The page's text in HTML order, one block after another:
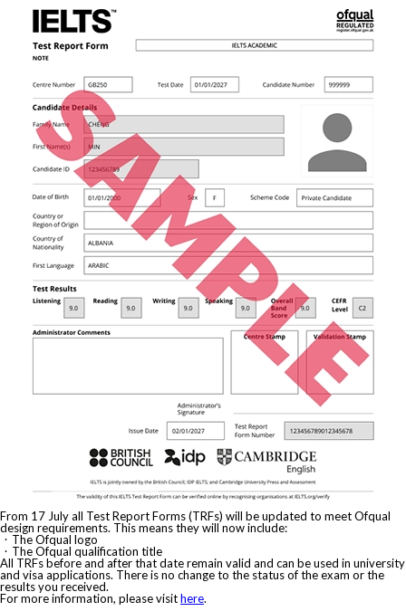
From 17 July all Test Report Forms (TRFs) will be updated to meet Ofqual
design requirements. This means they will now include:
・The Ofqual logo
・The Ofqual qualification title
All TRFs before and after that date remain valid and can be used in university
and visa applications. There is no change to the status of the exam or the
results you received.
For more information, please visithere.